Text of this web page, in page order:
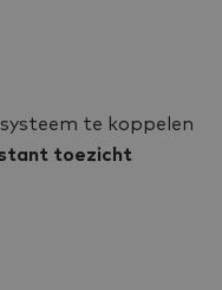
te koppelen
toezicht